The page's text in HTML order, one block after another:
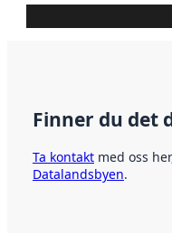
Finner du det
Ta kontakt med oss
Datalandsbyen.